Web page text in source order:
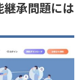
継承問題には